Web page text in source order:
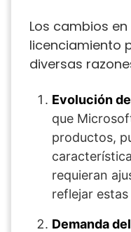
Los cambios
licenciamiento
diversas
Evolución
que
productos,
requieran
reflejar
Demanda